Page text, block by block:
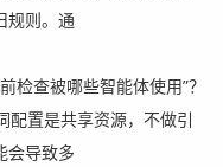
规则。通
检查被哪些智能体使用”？
配置是共享资源，不做引
会导致多